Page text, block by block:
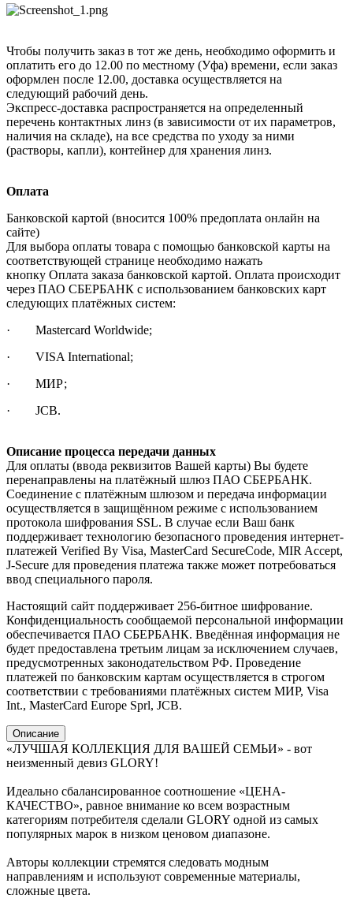
Чтобы получить заказ в тот же день, необходимо оформить и
оплатить его до 12.00 по местному (Уфа) времени, если заказ
оформлен после 12.00, доставка осуществляется на
следующий рабочий день.
Экспресс-доставка распространяется на определенный
перечень контактных линз (в зависимости от их параметров,
наличия на складе), на все средства по уходу за ними
(растворы, капли), контейнер для хранения линз.
Оплата
Банковской картой (вносится 100% предоплата онлайн на
сайте)
Для выбора оплаты товара с помощью банковской карты на
соответствующей странице необходимо нажать
кнопку Оплата заказа банковской картой. Оплата происходит
через ПАО СБЕРБАНК с использованием банковских карт
следующих платёжных систем:
· Mastercard Worldwide;
· VISA International;
· МИР;
· JCB.
Описание процесса передачи данных
Для оплаты (ввода реквизитов Вашей карты) Вы будете
перенаправлены на платёжный шлюз ПАО СБЕРБАНК.
Соединение с платёжным шлюзом и передача информации
осуществляется в защищённом режиме с использованием
протокола шифрования SSL. В случае если Ваш банк
поддерживает технологию безопасного проведения интернет-
платежей Verified By Visa, MasterCard SecureCode, MIR Accept,
J-Secure для проведения платежа также может потребоваться
ввод специального пароля.
Настоящий сайт поддерживает 256-битное шифрование.
Конфиденциальность сообщаемой персональной информации
обеспечивается ПАО СБЕРБАНК. Введённая информация не
будет предоставлена третьим лицам за исключением случаев,
предусмотренных законодательством РФ. Проведение
платежей по банковским картам осуществляется в строгом
соответствии с требованиями платёжных систем МИР, Visa
Int., MasterCard Europe Sprl, JCB.
Описание
«ЛУЧШАЯ КОЛЛЕКЦИЯ ДЛЯ ВАШЕЙ СЕМЬИ» - вот
неизменный девиз GLORY!
Идеально сбалансированное соотношение «ЦЕНА-
КАЧЕСТВО», равное внимание ко всем возрастным
категориям потребителя сделали GLORY одной из самых
популярных марок в низком ценовом диапазоне.
Авторы коллекции стремятся следовать модным
направлениям и используют современные материалы,
сложные цвета.